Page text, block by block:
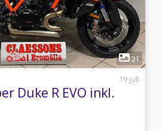
1
21
19 juli
Duke R EVO inkl.